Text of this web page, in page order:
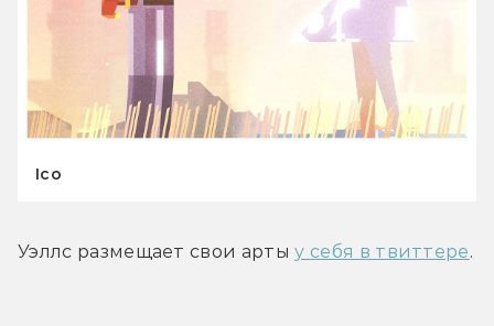
Ico
Уэллс размещает свои арты у себя в твиттере.